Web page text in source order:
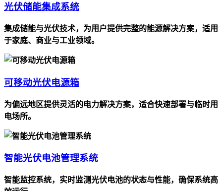
光伏储能集成系统
集成储能与光伏技术，为用户提供完整的能源解决方案，适用
于家庭、商业与工业领域。
可移动光伏电源箱
为偏远地区提供灵活的电力解决方案，适合快速部署与临时用
电场所。
智能光伏电池管理系统
智能监控系统，实时监测光伏电池的状态与性能，确保系统高